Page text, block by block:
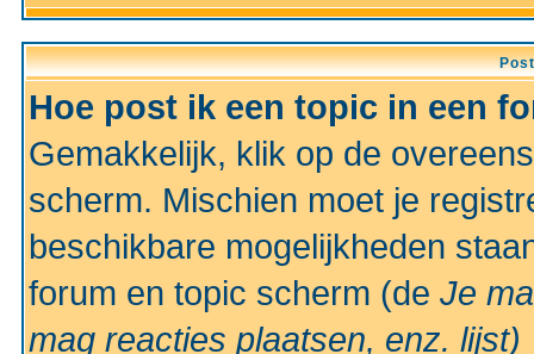
Hoe post ik een topic in een
Gemakkelijk, klik op de
scherm. Mischien moet je
beschikbare mogelijkheden
forum en topic scherm (de Je
mag reacties plaatsen, enz. lijst)